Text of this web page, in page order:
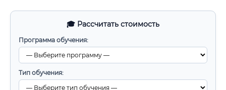
🎓 Рассчитать стоимость
Программа обучения:
Тип обучения: